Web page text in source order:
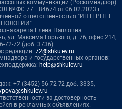
коммуникаций (Роскомнадзор)
№ ФС 77– 84674 от 06.02.2023 г.
ответственностью "ИНТЕРНЕТ
Елена Павловна
ул. Максима Горького, д. 76, офис 214,
72-72 (доб. 3736)
редакции: 72@shkulev.ru
и государственных органов:
help@shkulev.ru
+7 (3452) 56-72-72 доб. 3335,
за достоверность
в рекламных объявлениях.